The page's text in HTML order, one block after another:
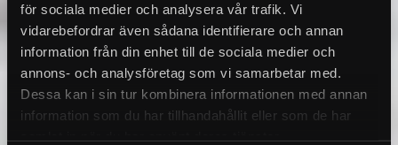
för sociala medier och analysera vår trafik. Vi
vidarebefordrar även sådana identifierare och annan
information från din enhet till de sociala medier och
annons- och analysföretag som vi samarbetar med.
Dessa kan i sin tur kombinera informationen med annan
information som du har tillhandahållit eller som de har